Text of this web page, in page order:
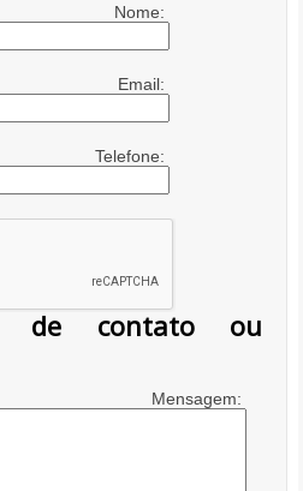
Nome:
Email:
Telefone:
de contato ou
Mensagem: